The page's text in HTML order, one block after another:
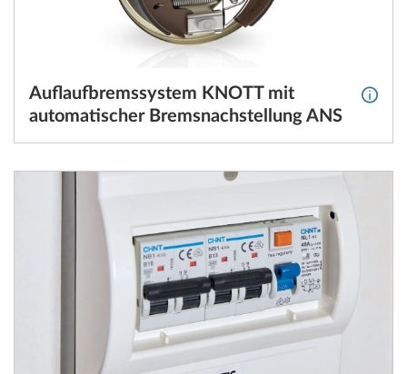
Auflaufbremssystem KNOTT mit
automatischer Bremsnachstellung ANS